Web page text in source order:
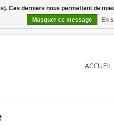
ACCUEIL
Ces derniers nous permettent de
Masquer ce message
En